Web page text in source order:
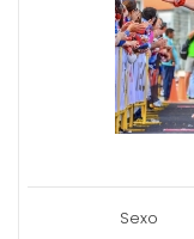
Sexo